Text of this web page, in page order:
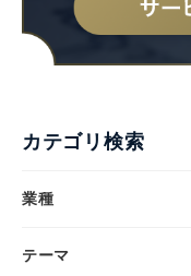
カテゴリ検索
業種
テーマ